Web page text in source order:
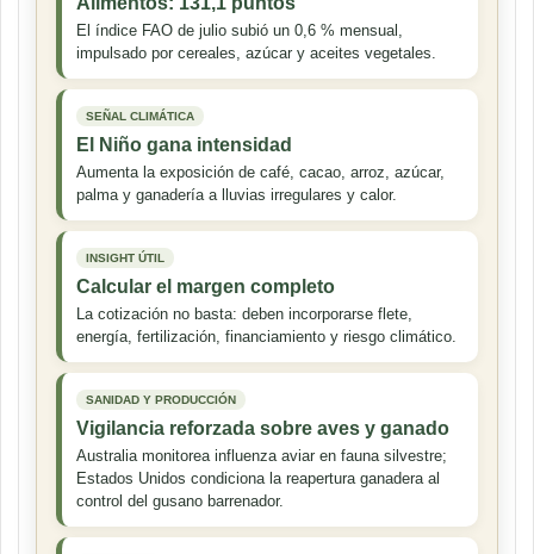
El índice FAO de julio subió un 0,6 % mensual,
impulsado por cereales, azúcar y aceites vegetales.
SEÑAL CLIMÁTICA
El Niño gana intensidad
Aumenta la exposición de café, cacao, arroz, azúcar,
palma y ganadería a lluvias irregulares y calor.
INSIGHT ÚTIL
Calcular el margen completo
La cotización no basta: deben incorporarse flete,
energía, fertilización, financiamiento y riesgo climático.
SANIDAD Y PRODUCCIÓN
Vigilancia reforzada sobre aves y ganado
Australia monitorea influenza aviar en fauna silvestre;
Estados Unidos condiciona la reapertura ganadera al
control del gusano barrenador.